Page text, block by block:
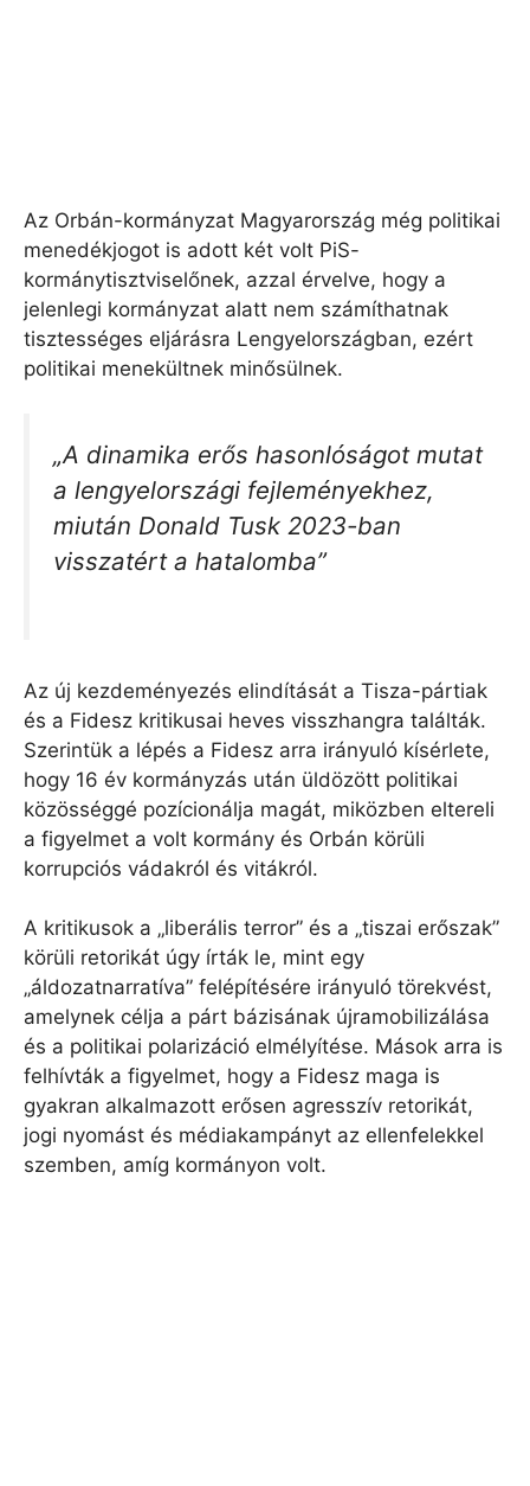
Az Orbán-kormányzat Magyarország még politikai
menedékjogot is adott két volt PiS-
kormánytisztviselőnek, azzal érvelve, hogy a
jelenlegi kormányzat alatt nem számíthatnak
tisztességes eljárásra Lengyelországban, ezért
politikai menekültnek minősülnek.
„A dinamika erős hasonlóságot mutat
a lengyelországi fejleményekhez,
miután Donald Tusk 2023-ban
visszatért a hatalomba”
Az új kezdeményezés elindítását a Tisza-pártiak
és a Fidesz kritikusai heves visszhangra találták.
Szerintük a lépés a Fidesz arra irányuló kísérlete,
hogy 16 év kormányzás után üldözött politikai
közösséggé pozícionálja magát, miközben eltereli
a figyelmet a volt kormány és Orbán körüli
korrupciós vádakról és vitákról.
A kritikusok a „liberális terror” és a „tiszai erőszak”
körüli retorikát úgy írták le, mint egy
„áldozatnarratíva” felépítésére irányuló törekvést,
amelynek célja a párt bázisának újramobilizálása
és a politikai polarizáció elmélyítése. Mások arra is
felhívták a figyelmet, hogy a Fidesz maga is
gyakran alkalmazott erősen agresszív retorikát,
jogi nyomást és médiakampányt az ellenfelekkel
szemben, amíg kormányon volt.